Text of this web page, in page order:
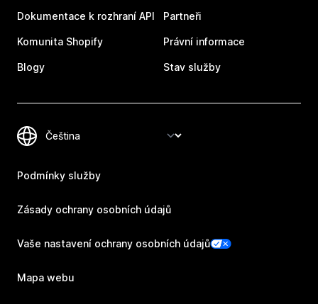
Dokumentace k rozhraní API
Komunita Shopify
Blogy
Partneři
Právní informace
Stav služby
Podmínky služby
Zásady ochrany osobních údajů
Vaše nastavení ochrany osobních údajů
Mapa webu